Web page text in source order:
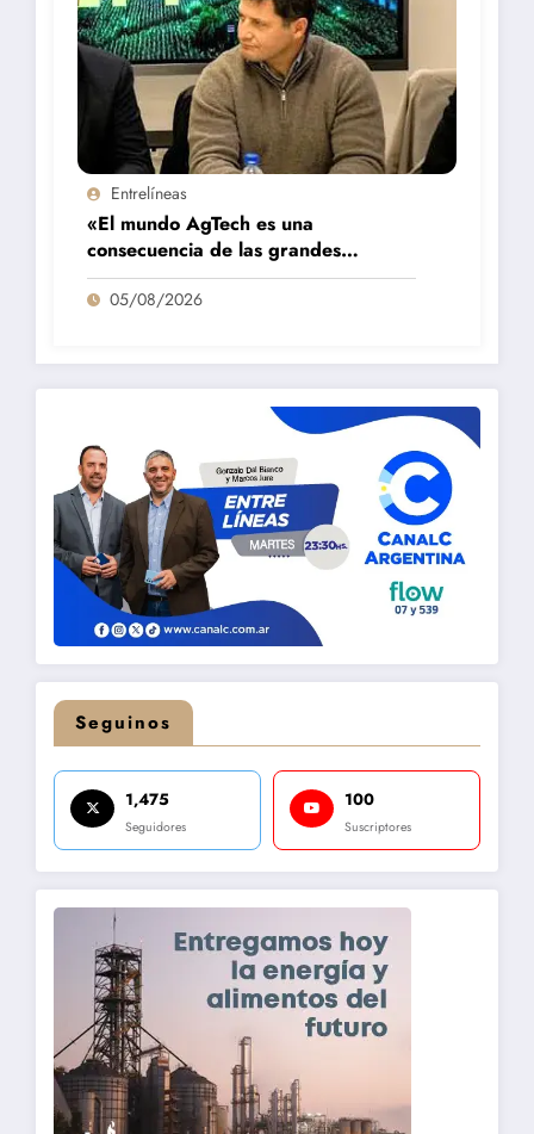
Entrelíneas
«El mundo AgTech es una
consecuencia de las grandes
fortalezas que tenemos en la región»
05/08/2026
Seguinos
1,475
Seguidores
100
Suscriptores